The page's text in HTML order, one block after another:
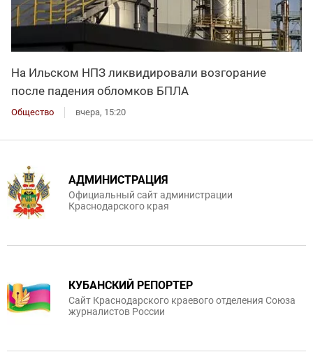
На Ильском НПЗ ликвидировали возгорание
после падения обломков БПЛА
Общество вчера, 15:20
АДМИНИСТРАЦИЯ
Официальный сайт администрации
Краснодарского края
КУБАНСКИЙ РЕПОРТЕР
Сайт Краснодарского краевого отделения Союза
журналистов России